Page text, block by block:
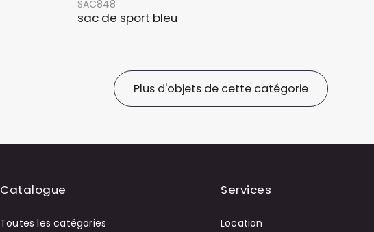
SAC848
sac de sport bleu
Plus d'objets de cette catégorie
Catalogue
Toutes les catégories
Services
Location